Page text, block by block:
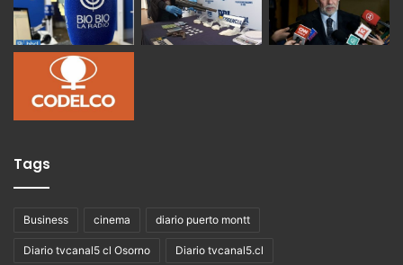
Tags
Business cinema diario puerto montt
Diario tvcanal5 cl Osorno Diario tvcanal5.cl